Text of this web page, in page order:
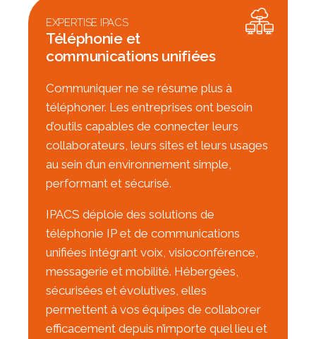
EXPERTISE IPACS
Téléphonie et
communications unifiées
Communiquer ne se résume plus à
téléphoner. Les entreprises ont besoin
d’outils capables de connecter leurs
collaborateurs, leurs sites et leurs usages
au sein d’un environnement simple,
performant et sécurisé.
IPACS déploie des solutions de
téléphonie IP et de communications
unifiées intégrant voix, visioconférence,
messagerie et mobilité. Hébergées,
sécurisées et évolutives, elles
permettent à vos équipes de collaborer
efficacement depuis n’importe quel lieu et